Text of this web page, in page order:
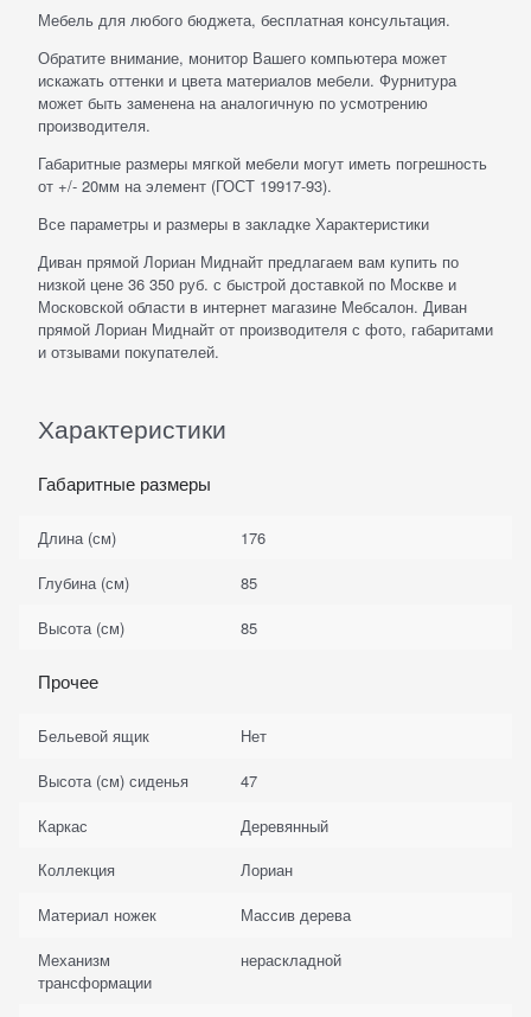
Мебель для любого бюджета, бесплатная консультация.
Обратите внимание, монитор Вашего компьютера может
искажать оттенки и цвета материалов мебели. Фурнитура
может быть заменена на аналогичную по усмотрению
производителя.
Габаритные размеры мягкой мебели могут иметь погрешность
от +/- 20мм на элемент (ГОСТ 19917-93).
Все параметры и размеры в закладке Характеристики
Диван прямой Лориан Миднайт предлагаем вам купить по
низкой цене 36 350 руб. с быстрой доставкой по Москве и
Московской области в интернет магазине Мебсалон. Диван
прямой Лориан Миднайт от производителя с фото, габаритами
и отзывами покупателей.
Характеристики
Габаритные размеры
Длина (см)
176
Глубина (см)
85
Высота (см)
85
Прочее
Бельевой ящик
Нет
Высота (см) сиденья
47
Каркас
Деревянный
Коллекция
Лориан
Материал ножек
Массив дерева
Механизм
трансформации
нераскладной